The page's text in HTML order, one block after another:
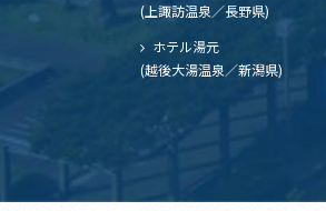
(上諏訪温泉／長野県)
ホテル湯元
(越後大湯温泉／新潟県)